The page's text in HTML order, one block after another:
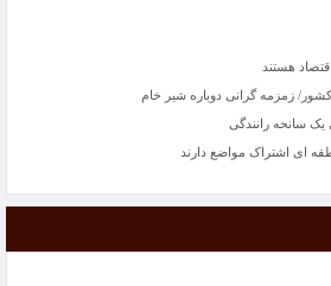
هستند
زمزمه گرانی دوباره شیر خام
سانحه رانندگی
ای اشتراک مواضع دارند
و صنایع دستی گیلان: منطقه آزاد انزلی و کومله میزبان